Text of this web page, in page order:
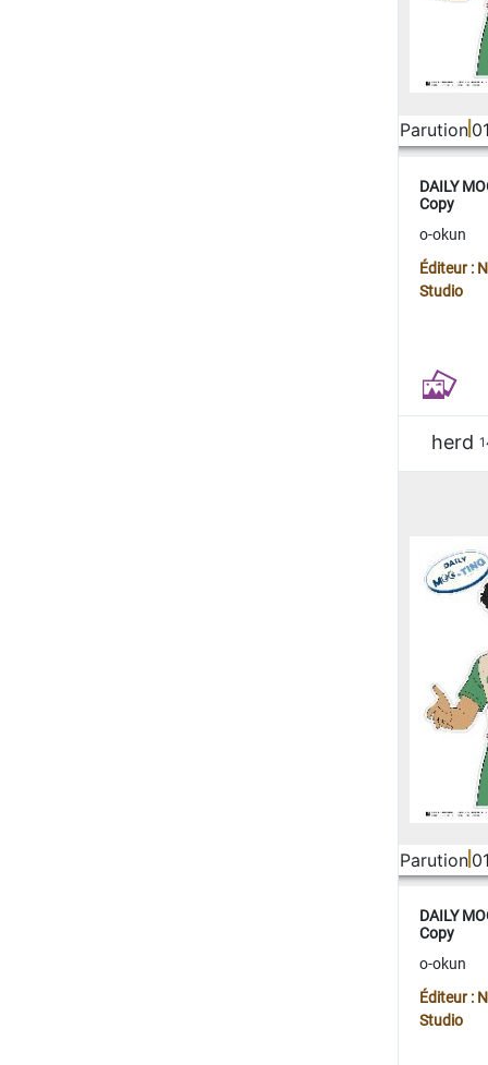
Parution
DAILY
Copy
o-okun
Éditeur :
Studio
herd
Parution
DAILY
Copy
o-okun
Éditeur :
Studio